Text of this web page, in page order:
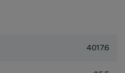
4017.6